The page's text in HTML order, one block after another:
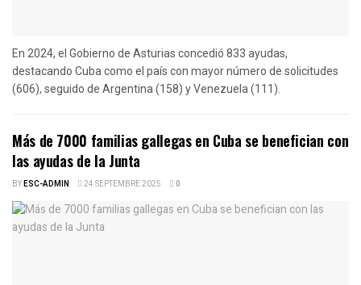
En 2024, el Gobierno de Asturias concedió 833 ayudas,
destacando Cuba como el país con mayor número de solicitudes
(606), seguido de Argentina (158) y Venezuela (111).
Más de 7000 familias gallegas en Cuba se benefician con
las ayudas de la Junta
BYESC-ADMIN 24 SEPTEMBRE 2025 0